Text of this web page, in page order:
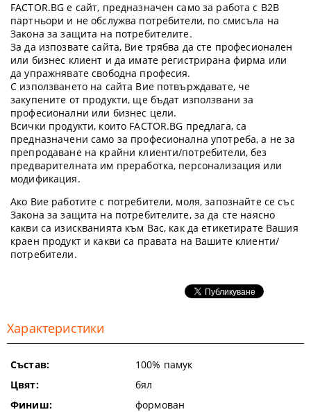
FACTOR.BG е сайт, предназначен само за работа с B2B
партньори и не обслужва потребители, по смисъла на
Закона за защита на потребителите.
За да изпозвате сайта, Вие трябва да сте професионален
или бизнес клиент и да имате регистрирана фирма или
да упражнявате свободна професия.
С използването на сайта Вие потвърждавате, че
закупените от продукти, ще бъдат използвани за
професионални или бизнес цели.
Всички продукти, които FACTOR.BG предлага, са
предназначени само за професионална употреба, а не за
препродаване на крайни клиенти/потребители, без
предварителната им преработка, персонализация или
модификация.
Ако Вие работите с потребители, моля, запознайте се със
Закона за защита на потребителите, за да сте наясно
какви са изискванията към Вас, как да етикетирате Вашия
краен продукт и какви са правата на Вашите клиенти/
потребители.
Характеристики
Състав:
100% памук
Цвят:
бял
Финиш:
формован